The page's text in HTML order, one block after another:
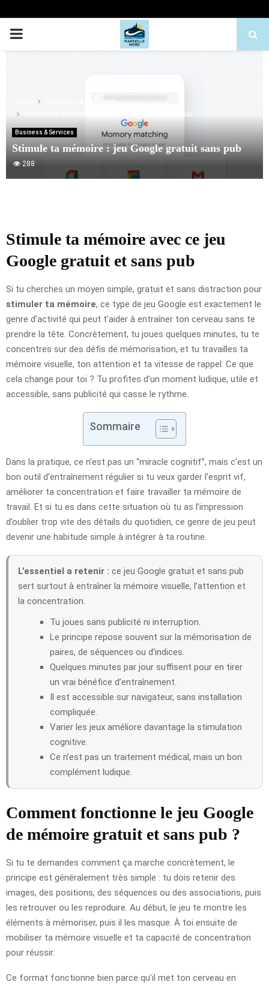
PRIMARY
Business & Services
Stimule ta mémoire : jeu Google gratuit sans pub
Business & Services
Stimule ta mémoire : jeu Google gratuit sans pub
288
Stimule ta mémoire avec ce jeu
Google gratuit et sans pub
Si tu cherches un moyen simple, gratuit et sans distraction pour
stimuler ta mémoire, ce type de jeu Google est exactement le
genre d’activité qui peut t’aider à entraîner ton cerveau sans te
prendre la tête. Concrètement, tu joues quelques minutes, tu te
concentres sur des défis de mémorisation, et tu travailles ta
mémoire visuelle, ton attention et ta vitesse de rappel. Ce que
cela change pour toi ? Tu profites d’un moment ludique, utile et
accessible, sans publicité qui casse le rythme.
Sommaire
Dans la pratique, ce n’est pas un “miracle cognitif”, mais c’est un
bon outil d’entraînement régulier si tu veux garder l’esprit vif,
améliorer ta concentration et faire travailler ta mémoire de
travail. Et si tu es dans cette situation où tu as l’impression
d’oublier trop vite des détails du quotidien, ce genre de jeu peut
devenir une habitude simple à intégrer à ta routine.
L’essentiel a retenir : ce jeu Google gratuit et sans pub
sert surtout à entraîner la mémoire visuelle, l’attention et
la concentration.
Tu joues sans publicité ni interruption.
Le principe repose souvent sur la mémorisation de
paires, de séquences ou d’indices.
Quelques minutes par jour suffisent pour en tirer
un vrai bénéfice d’entraînement.
Il est accessible sur navigateur, sans installation
compliquée.
Varier les jeux améliore davantage la stimulation
cognitive.
Ce n’est pas un traitement médical, mais un bon
complément ludique.
Comment fonctionne le jeu Google
de mémoire gratuit et sans pub ?
Si tu te demandes comment ça marche concrètement, le
principe est généralement très simple : tu dois retenir des
images, des positions, des séquences ou des associations, puis
les retrouver ou les reproduire. Au début, le jeu te montre les
éléments à mémoriser, puis il les masque. À toi ensuite de
mobiliser ta mémoire visuelle et ta capacité de concentration
pour réussir.
Ce format fonctionne bien parce qu’il met ton cerveau en